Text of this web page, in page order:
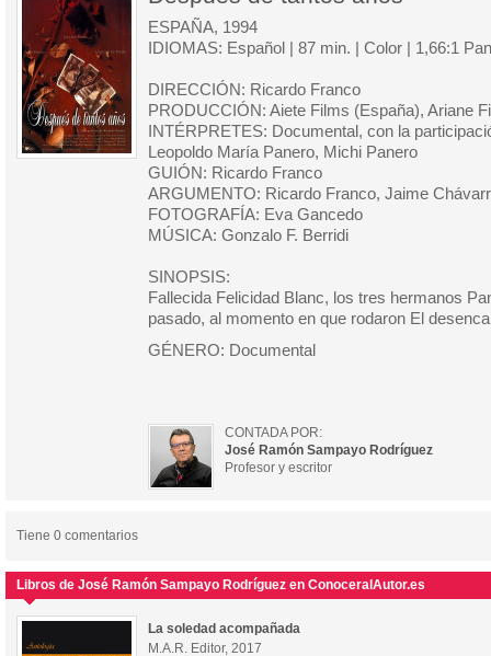
ESPAÑA, 1994
IDIOMAS: Español | 87 min. | Color | 1,66:1
DIRECCIÓN: Ricardo Franco
PRODUCCIÓN: Aiete Films (España), Ariane
INTÉRPRETES: Documental, con la
Leopoldo María Panero, Michi Panero
GUIÓN: Ricardo Franco
ARGUMENTO: Ricardo Franco, Jaime
FOTOGRAFÍA: Eva Gancedo
MÚSICA: Gonzalo F. Berridi
SINOPSIS:
Fallecida Felicidad Blanc, los tres hermanos
pasado, al momento en que rodaron El
GÉNERO: Documental
CONTADA POR:
José Ramón Sampayo Rodríguez
Profesor y escritor
Tiene 0 comentarios
Libros de José Ramón Sampayo Rodríguez en ConoceralAutor.es
La soledad acompañada
M.A.R. Editor, 2017